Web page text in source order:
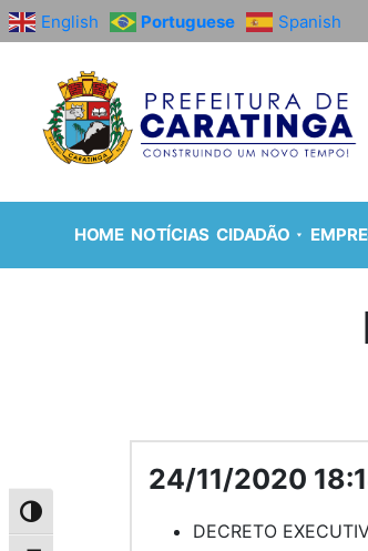
Alternar alto contraste
English Portuguese Spanish
HOME NOTÍCIAS CIDADÃO
24/11/2020
DECRETO